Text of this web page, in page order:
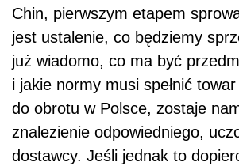
Chin, pierwszym etapem
jest ustalenie, co będziemy
już wiadomo, co ma być
i jakie normy musi spełnić
do obrotu w Polsce, zostaje
znalezienie odpowiedniego,
dostawcy. Jeśli jednak to